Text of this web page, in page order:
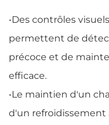
•Des contrôles
permettent de
précoce et de
efficace.
•Le maintien d'un
d'un